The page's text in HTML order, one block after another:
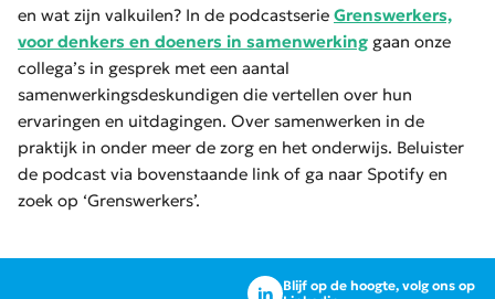
en wat zijn valkuilen? In de podcastserie Grenswerkers,
voor denkers en doeners in samenwerking gaan onze
collega’s in gesprek met een aantal
samenwerkingsdeskundigen die vertellen over hun
ervaringen en uitdagingen. Over samenwerken in de
praktijk in onder meer de zorg en het onderwijs. Beluister
de podcast via bovenstaande link of ga naar Spotify en
zoek op ‘Grenswerkers’.
Blijf op de hoogte, volg ons op